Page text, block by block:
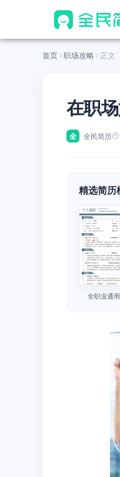
首页 职场攻略 正文
在职
全 全民简历
精选简历
全职业通